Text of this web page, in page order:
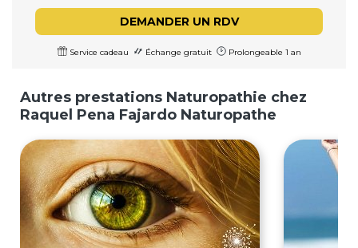
DEMANDER UN RDV
Service cadeau Échange gratuit Prolongeable 1 an
Autres prestations Naturopathie chez
Raquel Pena Fajardo Naturopathe